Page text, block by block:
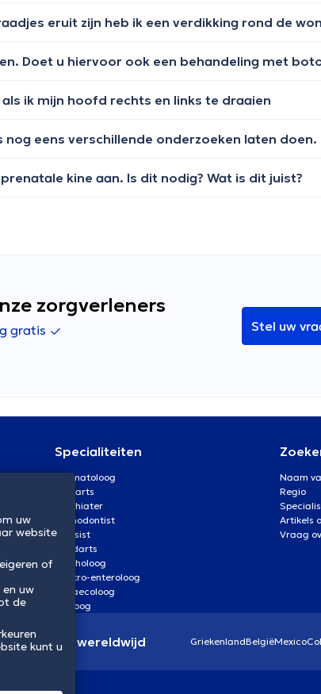
Doet u hiervoor ook een behandeling met
ik mijn hoofd rechts en links te draaien
kine aan. Is dit nodig? Wat is dit juist?
zorgverleners
gratis Stel uw
Specialiteiten
Dermatoloog
Oogarts
Psychiater
Orthodontist
Kinesist
Tandarts
Psycholoog
Gastro-enteroloog
Gynaecoloog
Uroloog
Naam
Regio
Artikels
Vraag
wereldwijd GriekenlandBelgiëMexico
uw
website
of
uw
de
kunt u